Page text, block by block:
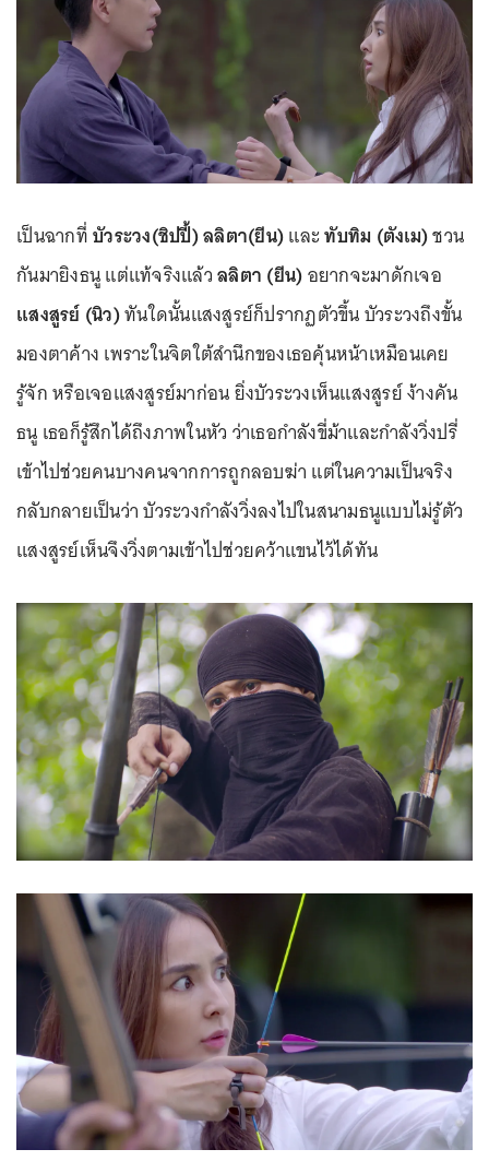
เป็นฉากที่บัวระวง(ชิปปี้) ลลิตา(ยีน)และทับทิม (ตังเม)ชวน
กันมายิงธนู แต่แท้จริงแล้วลลิตา (ยีน)อยากจะมาดักเจอ
แสงสูรย์ (นิว)ทันใดนั้นแสงสูรย์ก็ปรากฏตัวขึ้น บัวระวงถึงขั้น
มองตาค้าง เพราะในจิตใต้สำนึกของเธอคุ้นหน้าเหมือนเคย
รู้จัก หรือเจอแสงสูรย์มาก่อน ยิ่งบัวระวงเห็นแสงสูรย์ ง้างคัน
ธนู เธอก็รู้สึกได้ถึงภาพในหัว ว่าเธอกำลังขี่ม้าและกำลังวิ่งปรี่
เข้าไปช่วยคนบางคนจากการถูกลอบฆ่า แต่ในความเป็นจริง
กลับกลายเป็นว่า บัวระวงกำลังวิ่งลงไปในสนามธนูแบบไม่รู้ตัว
แสงสูรย์เห็นจึงวิ่งตามเข้าไปช่วยคว้าแขนไว้ได้ทัน